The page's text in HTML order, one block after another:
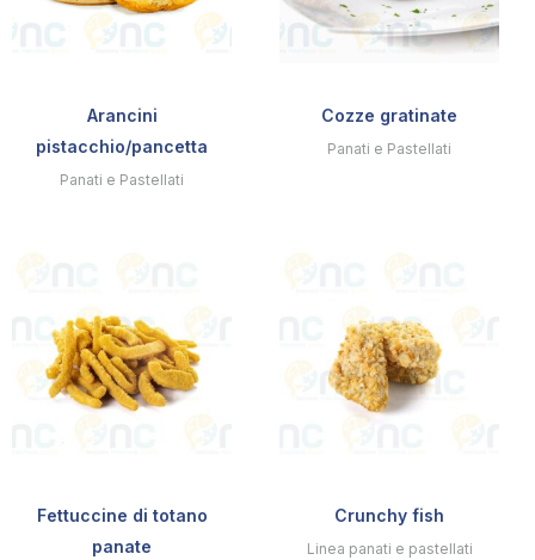
Arancini
pistacchio/pancetta
Panati e Pastellati
Cozze gratinate
Panati e Pastellati
Fettuccine di totano
panate
Crunchy fish
Linea panati e pastellati